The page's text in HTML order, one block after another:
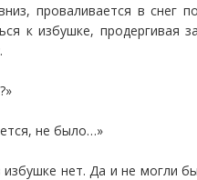
проваливается в снег
к избушке, продергивая
не было…»
нет. Да и не могли